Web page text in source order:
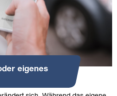
eigenes